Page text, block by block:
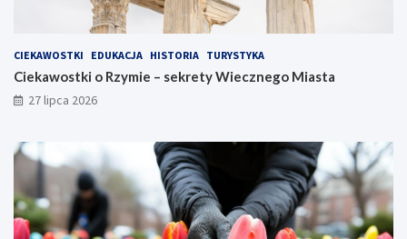
CIEKAWOSTKI EDUKACJA HISTORIA TURYSTYKA
Ciekawostki o Rzymie – sekrety Wiecznego Miasta
27 lipca 2026